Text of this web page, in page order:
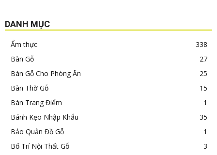
DANH MỤC
Ẩm thực
338
Bàn Gỗ
27
Bàn Gỗ Cho Phòng Ăn
25
Bàn Thờ Gỗ
15
Bàn Trang Điểm
1
Bánh Kẹo Nhập Khẩu
35
Bảo Quản Đồ Gỗ
1
Bố Trí Nội Thất Gỗ
3